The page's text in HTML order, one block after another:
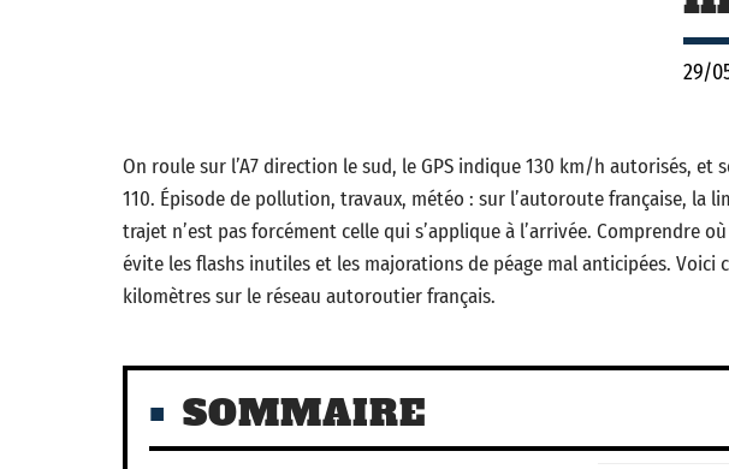
29/
On roule sur l’A7 direction le sud, le GPS indique 130 km/h autorisés,
110. Épisode de pollution, travaux, météo : sur l’autoroute française, la
trajet n’est pas forcément celle qui s’applique à l’arrivée. Comprendre
évite les flashs inutiles et les majorations de péage mal anticipées. Voici
kilomètres sur le réseau autoroutier français.
SOMMAIRE